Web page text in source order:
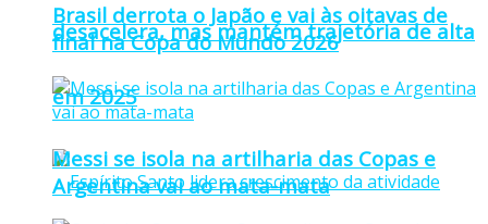
desacelera, mas mantém trajetória de alta
em 2025
Brasil derrota o Japão e vai às oitavas de
final na Copa do Mundo 2026
Messi se isola na artilharia das Copas e
Argentina vai ao mata-mata